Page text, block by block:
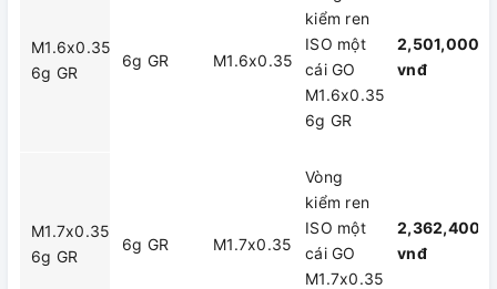
M1.6x0.35
6g GR
6g GR M1.6x0.35
kiểm ren
ISO một
cái GO
M1.6x0.35
6g GR
2,501,000
vnđ
M1.7x0.35
6g GR
6g GR M1.7x0.35
Vòng
kiểm ren
ISO một
cái GO
M1.7x0.35
2,362,400
vnđ